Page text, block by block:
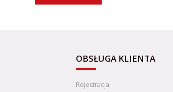
OBSŁUGA KLIENTA
Rejestracja